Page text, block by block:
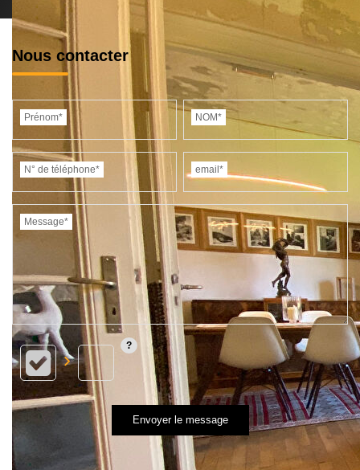
Nous contacter
Prénom* NOM*
N° de téléphone* email*
Message*
Envoyer le message